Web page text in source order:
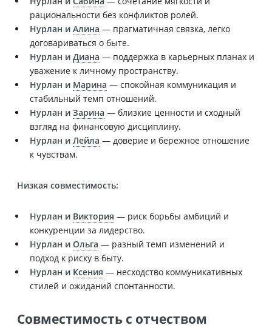
рациональности без конфликтов ролей.
Нурлан и Алина — прагматичная связка, легко
договариваться о быте.
Нурлан и Диана — поддержка в карьерных планах и
уважение к личному пространству.
Нурлан и Марина — спокойная коммуникация и
стабильный темп отношений.
Нурлан и Зарина — близкие ценности и сходный
взгляд на финансовую дисциплину.
Нурлан и Лейла — доверие и бережное отношение
к чувствам.
Низкая совместимость:
Нурлан и Виктория — риск борьбы амбиций и
конкуренции за лидерство.
Нурлан и Ольга — разный темп изменений и
подход к риску в быту.
Нурлан и Ксения — несходство коммуникативных
стилей и ожиданий спонтанности.
Совместимость с отчеством